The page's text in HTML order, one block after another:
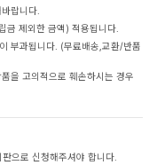
랍니다.
금 제외한 금액) 적용됩니다.
부과됩니다. (무료배송,교환/반품
을 고의적으로 훼손하시는 경우
으로 신청해주셔야 합니다.